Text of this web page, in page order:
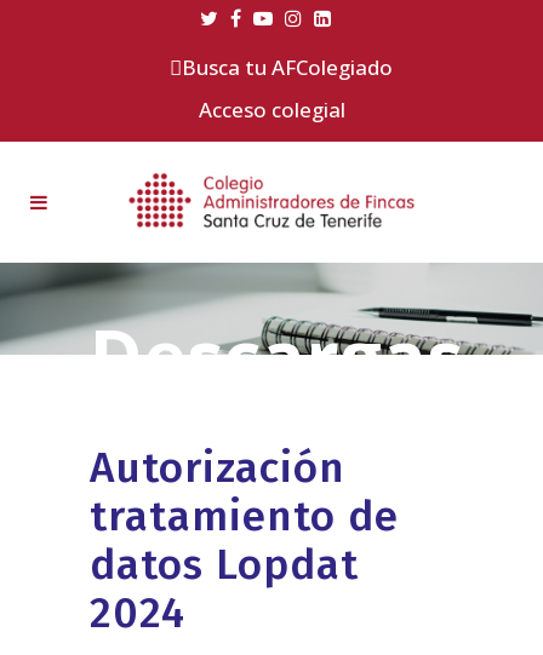
Busca tu AFColegiado
Acceso colegial
Autorización
tratamiento de
datos Lopdat
2024